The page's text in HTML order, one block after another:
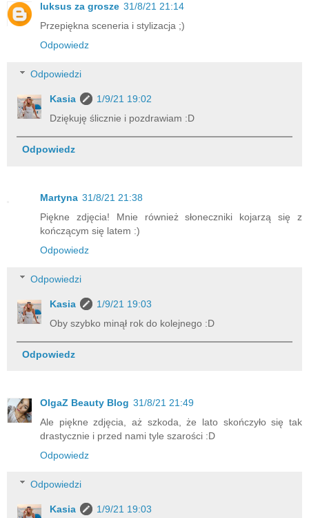
luksus za grosze 31/8/21 21:14
Przepiękna sceneria i stylizacja ;)
Odpowiedz
Odpowiedzi
Kasia
1/9/21 19:02
Dziękuję ślicznie i pozdrawiam :D
Odpowiedz
Martyna 31/8/21 21:38
Piękne zdjęcia! Mnie również słoneczniki kojarzą się z
kończącym się latem :)
Odpowiedz
Odpowiedzi
Kasia
1/9/21 19:03
Oby szybko minął rok do kolejnego :D
Odpowiedz
OlgaZ Beauty Blog 31/8/21 21:49
Ale piękne zdjęcia, aż szkoda, że lato skończyło się tak
drastycznie i przed nami tyle szarości :D
Odpowiedz
Odpowiedzi
Kasia
1/9/21 19:03